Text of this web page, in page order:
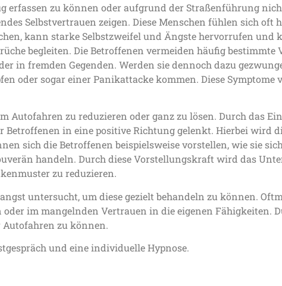
erfassen zu können oder aufgrund der Straßenführung
Selbstvertrauen zeigen. Diese Menschen fühlen sich oft
kann starke Selbstzweifel und Ängste hervorrufen und
begleiten. Die Betroffenen vermeiden häufig
in fremden Gegenden. Werden sie dennoch dazu
oder sogar einer Panikattacke kommen. Diese Symptome
Autofahren zu reduzieren oder ganz zu lösen. Durch das
Betroffenen in eine positive Richtung gelenkt. Hierbei wird
sich die Betroffenen beispielsweise vorstellen, wie sie
handeln. Durch diese Vorstellungskraft wird das
zu reduzieren.
untersucht, um diese gezielt behandeln zu können.
im mangelnden Vertrauen in die eigenen Fähigkeiten.
Autofahren zu können.
und eine individuelle Hypnose.